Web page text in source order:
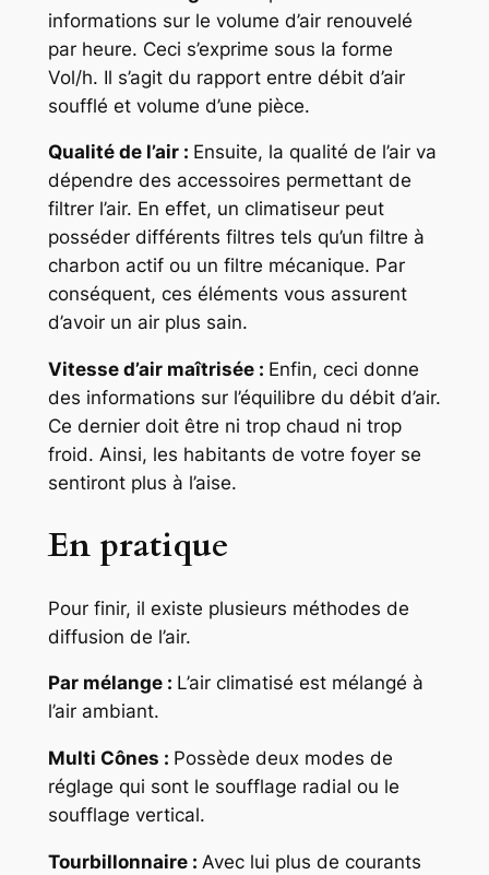
informations sur le volume d’air renouvelé
par heure. Ceci s’exprime sous la forme
Vol/h. Il s’agit du rapport entre débit d’air
soufflé et volume d’une pièce.
Qualité de l’air : Ensuite, la qualité de l’air va
dépendre des accessoires permettant de
filtrer l’air. En effet, un climatiseur peut
posséder différents filtres tels qu’un filtre à
charbon actif ou un filtre mécanique. Par
conséquent, ces éléments vous assurent
d’avoir un air plus sain.
Vitesse d’air maîtrisée : Enfin, ceci donne
des informations sur l’équilibre du débit d’air.
Ce dernier doit être ni trop chaud ni trop
froid. Ainsi, les habitants de votre foyer se
sentiront plus à l’aise.
En pratique
Pour finir, il existe plusieurs méthodes de
diffusion de l’air.
Par mélange : L’air climatisé est mélangé à
l’air ambiant.
Multi Cônes : Possède deux modes de
réglage qui sont le soufflage radial ou le
soufflage vertical.
Tourbillonnaire : Avec lui plus de courants